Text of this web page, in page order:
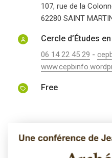
107, rue de la
62280 SAINT
Cercle d’Études
06 14 22 45 29 -
Free